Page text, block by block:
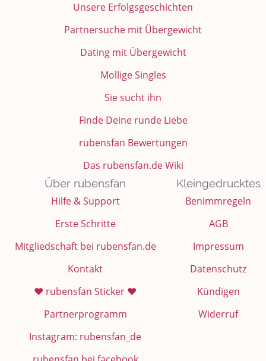
Unsere Erfolgsgeschichten
Partnersuche mit Übergewicht
Dating mit Übergewicht
Mollige Singles
Sie sucht ihn
Finde Deine runde Liebe
rubensfan Bewertungen
Das rubensfan.de Wiki
Über rubensfan
Hilfe & Support
Erste Schritte
Mitgliedschaft bei rubensfan.de
Kontakt
❤️ rubensfan Sticker ❤️
Partnerprogramm
Instagram: rubensfan_de
Kleingedrucktes
Benimmregeln
AGB
Impressum
Datenschutz
Kündigen
Widerruf